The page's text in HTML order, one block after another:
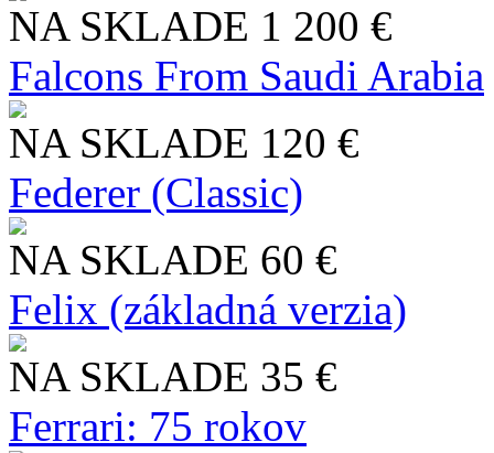
NA SKLADE 1 200 €
Falcons From Saudi Arabia
NA SKLADE 120 €
Federer (Classic)
NA SKLADE 60 €
Felix (základná verzia)
NA SKLADE 35 €
Ferrari: 75 rokov